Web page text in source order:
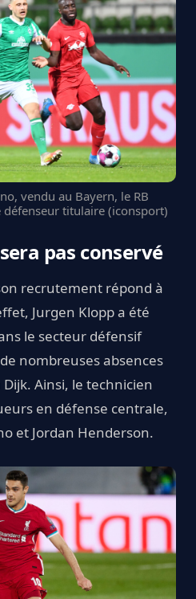
vendu au Bayern, le RB
titulaire (iconsport)
pas conservé
recrutement répond à
Jurgen Klopp a été
le secteur défensif
nombreuses absences
Ainsi, le technicien
en défense centrale,
et Jordan Henderson.